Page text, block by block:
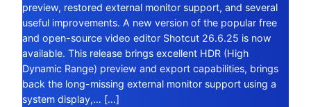
preview, restored external monitor support, and several
useful improvements. A new version of the popular free
and open-source video editor Shotcut 26.6.25 is now
available. This release brings excellent HDR (High
Dynamic Range) preview and export capabilities, brings
back the long-missing external monitor support using a
system display,… […]